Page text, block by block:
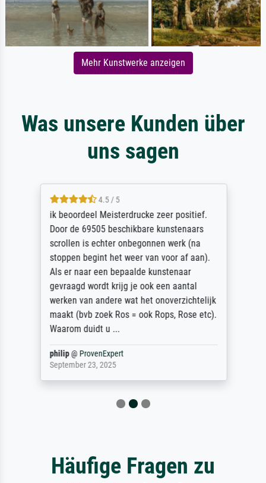
Mehr Kunstwerke anzeigen
Was unsere Kunden über
uns sagen
4.5 / 5
ik beoordeel Meisterdrucke zeer positief.
Door de 69505 beschikbare kunstenaars
scrollen is echter onbegonnen werk (na
stoppen begint het weer van voor af aan).
Als er naar een bepaalde kunstenaar
gevraagd wordt krijg je ook een aantal
werken van andere wat het onoverzichtelijk
maakt (bvb zoek Ros = ook Rops, Rose etc).
Waarom duidt u ...
philip@ ProvenExpert
September 23, 2025
Häufige Fragen zu